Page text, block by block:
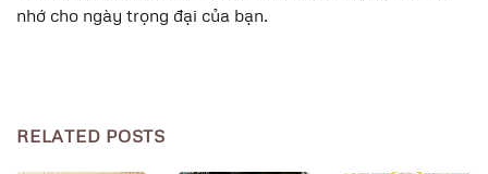
nhớ cho ngày trọng đại của bạn.
RELATED POSTS